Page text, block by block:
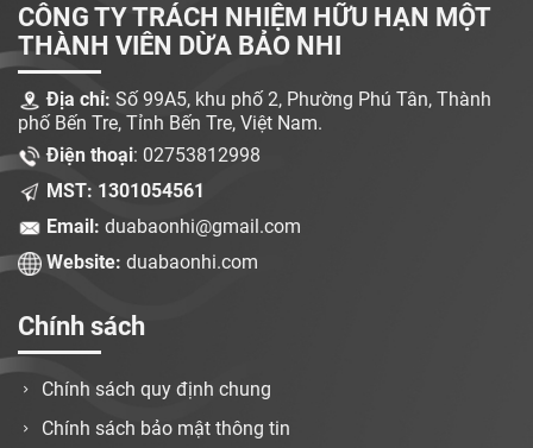
CÔNG TY TRÁCH NHIỆM HỮU HẠN MỘT
THÀNH VIÊN DỪA BẢO NHI
Địa chỉ: Số 99A5, khu phố 2, Phường Phú Tân, Thành
phố Bến Tre, Tỉnh Bến Tre, Việt Nam.
Điện thoại: 02753812998
MST: 1301054561
Email: duabaonhi@gmail.com
Website: duabaonhi.com
Chính sách
Chính sách quy định chung
Chính sách bảo mật thông tin